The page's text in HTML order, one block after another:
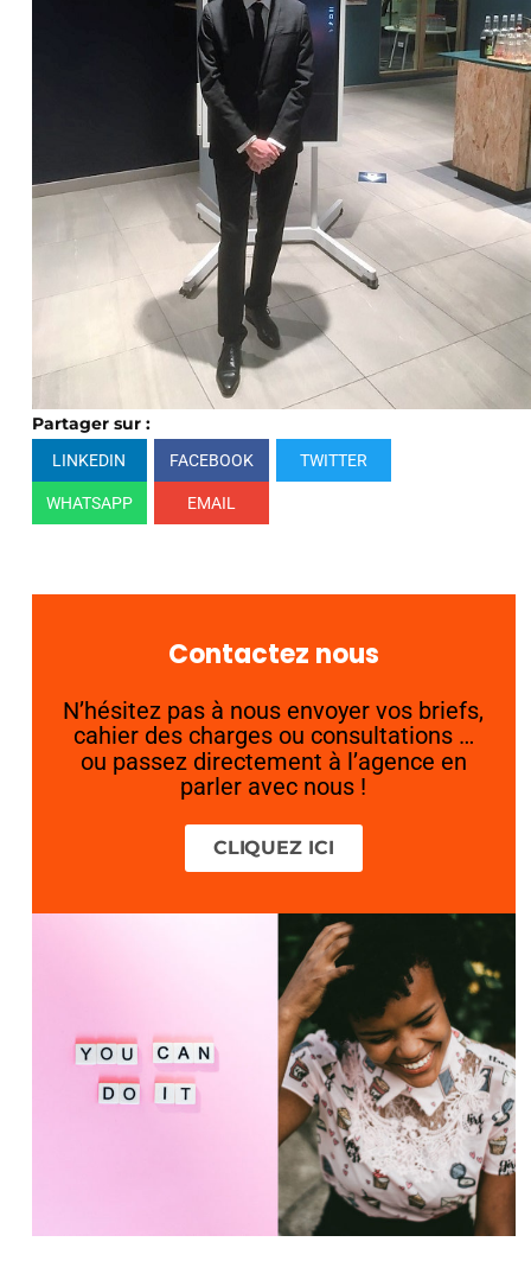
Partager sur :
LINKEDIN FACEBOOK TWITTER
WHATSAPP EMAIL
Contactez nous
N’hésitez pas à nous envoyer vos briefs,
cahier des charges ou consultations …
ou passez directement à l’agence en
parler avec nous !
CLIQUEZ ICI